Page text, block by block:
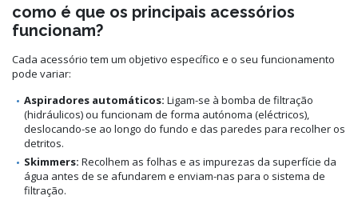
como é que os principais acessórios
funcionam?
Cada acessório tem um objetivo específico e o seu funcionamento
pode variar:
Aspiradores automáticos: Ligam-se à bomba de filtração
(hidráulicos) ou funcionam de forma autónoma (eléctricos),
deslocando-se ao longo do fundo e das paredes para recolher os
detritos.
Skimmers: Recolhem as folhas e as impurezas da superfície da
água antes de se afundarem e enviam-nas para o sistema de
filtração.